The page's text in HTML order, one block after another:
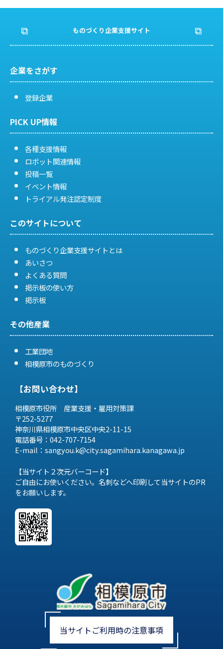
ものづくり企業支援サイト
企業をさがす
登録企業
PICK UP情報
各種支援情報
ロボット関連情報
投稿一覧
イベント情報
トライアル発注認定制度
このサイトについて
ものづくり企業支援サイトとは
あいさつ
よくある質問
掲示板の使い方
掲示板
その他産業
工業団地
相模原市のものづくり
【お問い合わせ】
相模原市役所 産業支援・雇用対策課
〒252-5277
神奈川県相模原市中央区中央2-11-15
電話番号：042-707-7154
E-mail：sangyou.k@city.sagamihara.kanagawa.jp
【当サイト２次元バーコード】
ご自由にお使いください。名刺などへ印刷して当サイトのPR
をお願いします。
当サイトご利用時の注意事項